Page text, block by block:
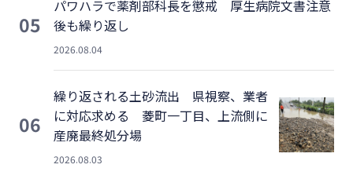
05
パワハラで薬剤部科長を懲戒 厚生病院文書注意
後も繰り返し
2026.08.04
06
繰り返される土砂流出 県視察、業者
に対応求める 菱町一丁目、上流側に
産廃最終処分場
2026.08.03